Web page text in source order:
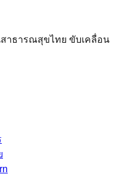
าธารณสุขไทย ขับเคลื่อน